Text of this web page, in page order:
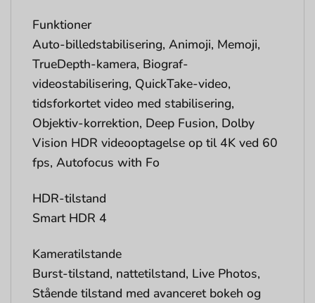
Funktioner
Auto-billedstabilisering, Animoji, Memoji,
TrueDepth-kamera, Biograf-
videostabilisering, QuickTake-video,
tidsforkortet video med stabilisering,
Objektiv-korrektion, Deep Fusion, Dolby
Vision HDR videooptagelse op til 4K ved 60
fps, Autofocus with Fo
HDR-tilstand
Smart HDR 4
Kameratilstande
Burst-tilstand, nattetilstand, Live Photos,
Stående tilstand med avanceret bokeh og